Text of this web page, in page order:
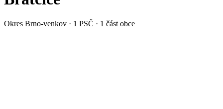
Okres Brno-venkov · 1 PSČ · 1 část obce